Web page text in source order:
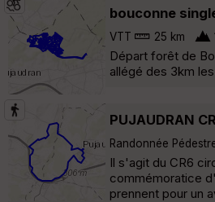
bouconne
VTT 25 km
Départ forêt de
allégé des 3km
PUJAUDRAN
Randonnée
Il s'agit du CR6
commémoratice
prennent pour un